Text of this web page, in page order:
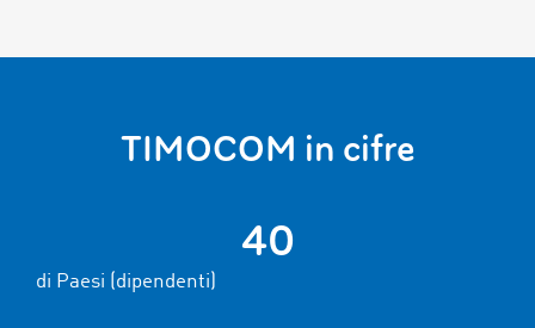
TIMOCOM in cifre
40
di Paesi (dipendenti)